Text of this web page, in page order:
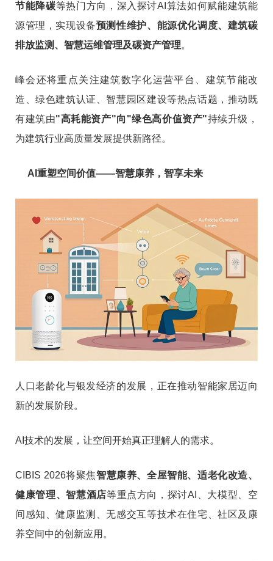
节能降碳等热门方向，深入探讨AI算法如何赋能建筑能
源管理，实现设备预测性维护、能源优化调度、建筑碳
排放监测、智慧运维管理及碳资产管理。
峰会还将重点关注建筑数字化运营平台、建筑节能改
造、绿色建筑认证、智慧园区建设等热点话题，推动既
有建筑由"高耗能资产"向"绿色高价值资产"持续升级，
为建筑行业高质量发展提供新路径。
AI重塑空间价值——智慧康养，智享未来
人口老龄化与银发经济的发展，正在推动智能家居迈向
新的发展阶段。
AI技术的发展，让空间开始真正理解人的需求。
CIBIS 2026将聚焦智慧康养、全屋智能、适老化改造、
健康管理、智慧酒店等重点方向，探讨AI、大模型、空
间感知、健康监测、无感交互等技术在住宅、社区及康
养空间中的创新应用。